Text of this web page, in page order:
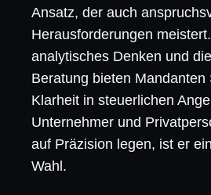
Ansatz, der auch
Herausforderungen
analytisches Denken und
Beratung bieten Mandanten
Klarheit in steuerlichen
Unternehmer und
auf Präzision legen, ist er
Wahl.